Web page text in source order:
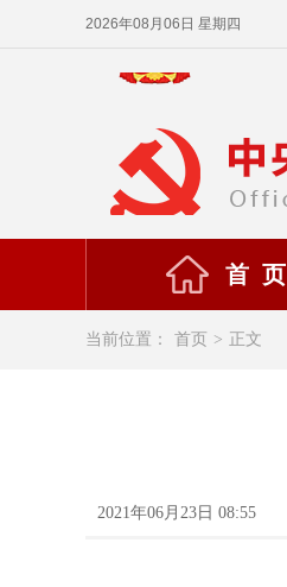
2026年08月06日 星期四
首 页
当前位置： 首页 > 正文
2021年06月23日 08:55